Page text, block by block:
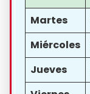
Martes
Miércoles
Jueves